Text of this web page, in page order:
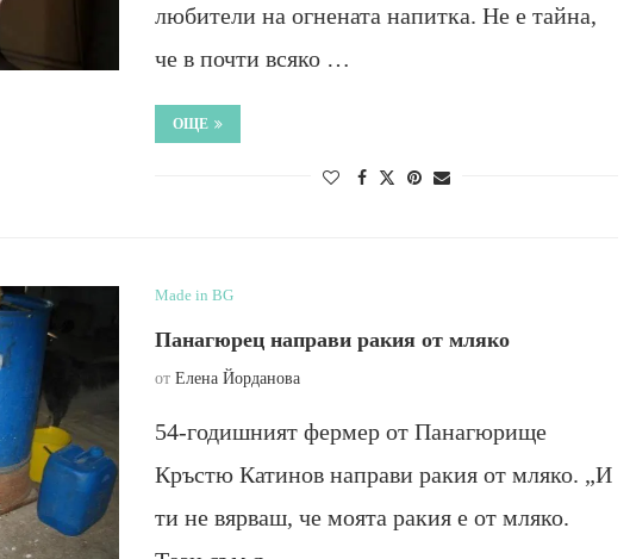
любители на огнената напитка. Не е тайна,
че в почти всяко …
ОЩЕ
Made in BG
Панагюрец направи ракия от мляко
от Елена Йорданова
54-годишният фермер от Панагюрище
Кръстю Катинов направи ракия от мляко. „И
ти не вярваш, че моята ракия е от мляко.